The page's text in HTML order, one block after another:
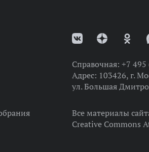
Справочная: +7
Адрес: 103426, г.
ул. Большая
Все материалы
Creative Commons